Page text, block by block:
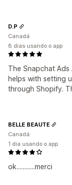
The Snapchat
helps with setting
through Shopify.
D.P
Canadá
8 dias usando o app
ok............merci
BELLE BEAUTE
Canadá
1 dia usando o app